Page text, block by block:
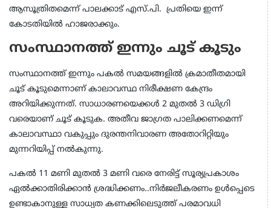
ആസൂത്രിതമെന്ന് പാലക്കാട് എസ്.പി. പ്രതിയെ ഇന്ന്
കോടതിയില്‍ ഹാജരാക്കും.
സംസ്ഥാനത്ത് ഇന്നും ചൂട് കൂടും
സംസ്ഥാനത്ത് ഇന്നും പകൽ സമയങ്ങളിൽ ക്രമാതീതമായി
ചൂട് കൂടുമെന്നാണ് കാലാവസ്ഥ നിരീക്ഷണ കേന്ദ്രം
അറിയിക്കുന്നത്. സാധാരണയെക്കൾ 2 മുതൽ 3 ഡിഗ്രി
വരെയാണ് ചൂട് കൂടുക. അതീവ ജാഗ്രത പാലിക്കണമെന്ന്
കാലാവസ്ഥാ വകുപ്പും ദുരന്തനിവാരണ അതോറിറ്റിയും
മുന്നറിയിപ്പ് നൽകുന്നു.
പകൽ 11 മണി മുതൽ 3 മണി വരെ നേരിട്ട് സൂര്യപ്രകാശം
ഏൽക്കാതിരിക്കാൻ ശ്രദ്ധിക്കണം..നിർജലീകരണം ഉൾപ്പെടെ
ഉണ്ടാകാനുള്ള സാധ്യത കണക്കിലെടുത്ത് പരമാവധി